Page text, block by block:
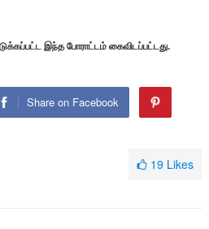
இந்த போராட்டம் கைவிடப்பட்டது.
Share on Facebook
19 Likes